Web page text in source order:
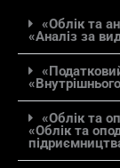
«Облік та
«Аналіз за
«Облік та
«Облік та